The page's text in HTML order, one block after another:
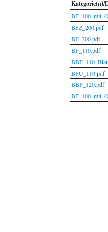
Kategorie(n)/
BFZ_200.pdf
BF_200.pdf
BF_110.pdf
BFU_110.pdf
BBF_120.pdf